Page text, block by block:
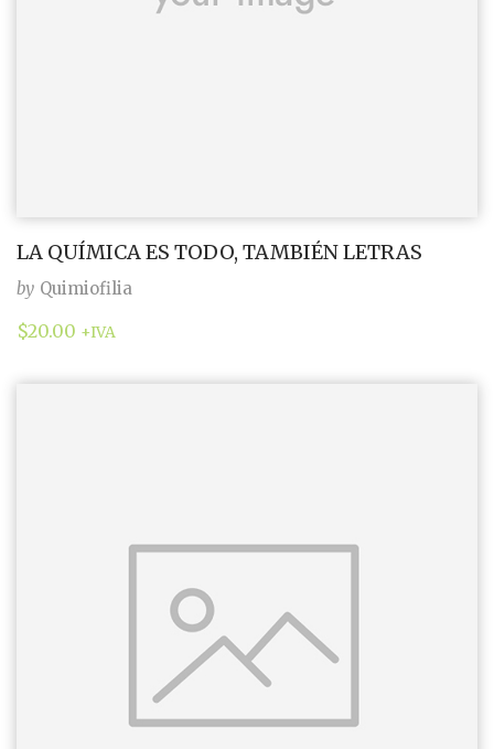
LA QUÍMICA ES TODO, TAMBIÉN LETRAS
by Quimiofilia
$20.00 +IVA